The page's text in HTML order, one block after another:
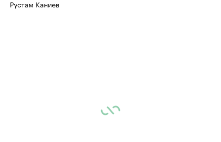
Рустам Каниев